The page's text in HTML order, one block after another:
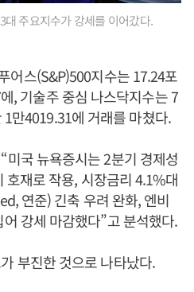
주요지수가 강세를 이어갔다.
어스(S&P)500지수는 17.24포
, 기술주 중심 나스닥지수는 7
만4019.31에 거래를 마쳤다.
미국 뉴욕증시는 2분기 경제성
호재로 작용, 시장금리 4.1%대
연준) 긴축 우려 완화, 엔비
강세 마감했다”고 분석했다.
부진한 것으로 나타났다.